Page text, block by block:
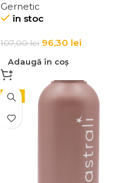
corpului Nettoyant
Gommant Marin
Gernetic
în stoc
107,00lei 96,30 lei
Adaugă în coș
-5%